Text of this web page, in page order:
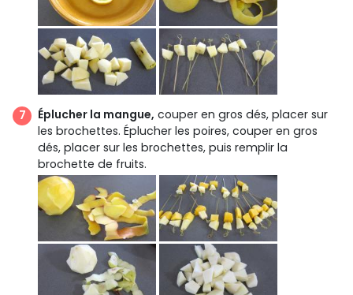
Éplucher la mangue, couper en gros dés, placer sur
les brochettes. Éplucher les poires, couper en gros
dés, placer sur les brochettes, puis remplir la
brochette de fruits.